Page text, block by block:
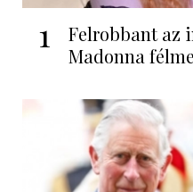
1
Felrobbant az
Madonna